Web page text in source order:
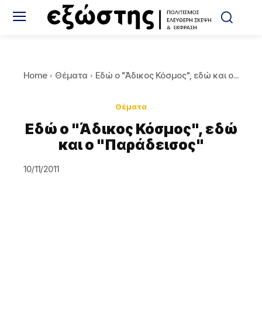
Home Θέματα Εδώ ο "Άδικος Κόσμος", εδώ και ο...
Θέματα
Εδώ ο "Άδικος Κόσμος", εδώ
και ο "Παράδεισος"
10/11/2011